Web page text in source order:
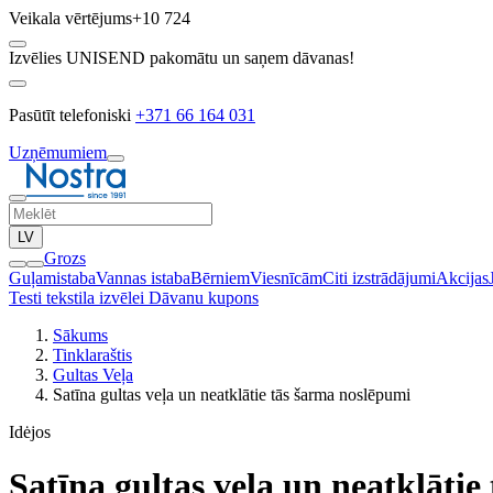
Veikala vērtējums+10 724
Izvēlies UNISEND pakomātu un saņem dāvanas!
Pasūtīt telefoniski +371 66 164 031
Uzņēmumiem
LV
Grozs
GuļamistabaVannas istabaBērniemViesnīcāmCiti izstrādājumiAkcijas
Testi tekstila izvēlei Dāvanu kupons
Sākums
Tinklaraštis
Gultas Veļa
Satīna gultas veļa un neatklātie tās šarma noslēpumi
Idėjos